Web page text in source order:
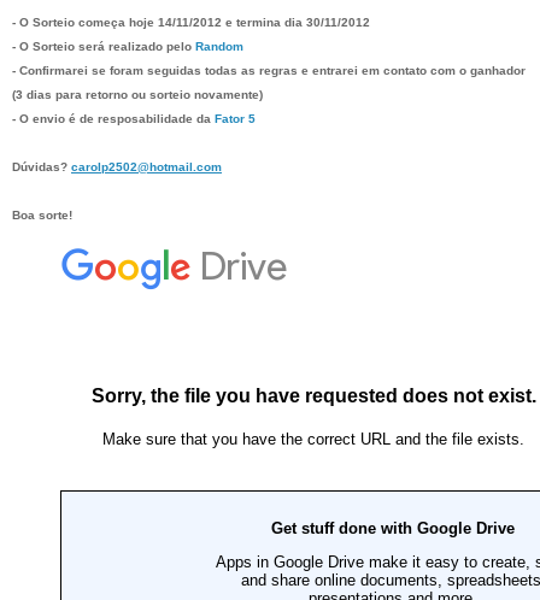
- O Sorteio começa hoje 14/11/2012 e termina dia 30/11/2012
- O Sorteio será realizado pelo Random
- Confirmarei se foram seguidas todas as regras e entrarei em contato com o ganhador
(3 dias para retorno ou sorteio novamente)
- O envio é de resposabilidade da Fator 5
Dúvidas? carolp2502@hotmail.com
Boa sorte!